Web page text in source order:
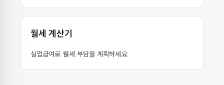
월세 계산기
실업급여로 월세 부담을 계획하세요